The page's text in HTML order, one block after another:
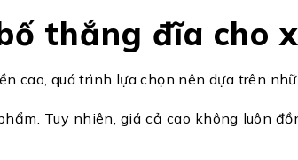
thắng đĩa cho
cao, quá trình lựa chọn nên dựa trên
Tuy nhiên, giá cả cao không luôn